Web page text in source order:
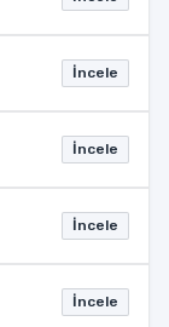
İncele
İncele
İncele
İncele